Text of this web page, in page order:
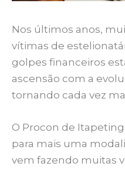
Nos últimos anos,
vítimas de
golpes financeiros
ascensão com a
tornando cada vez
O Procon de
para mais uma
vem fazendo muitas